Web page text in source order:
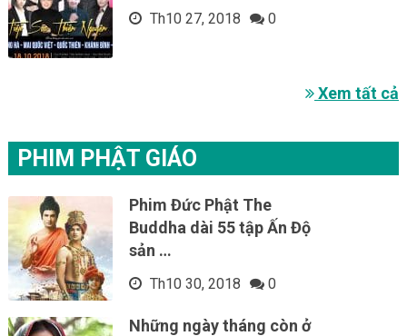
Th10 27, 2018 0
Xem tất cả
PHIM PHẬT GIÁO
Phim Đức Phật The
Buddha dài 55 tập Ấn Độ
sản …
Th10 30, 2018 0
Những ngày tháng còn ở